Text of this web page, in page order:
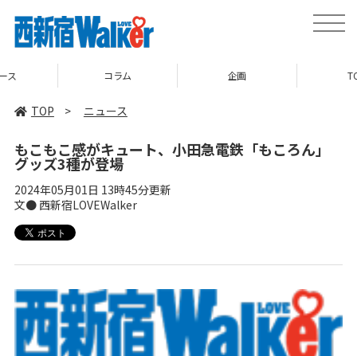
toggle
TOP > ニュース
もこもこ感がキュート、小田急電鉄「もころん」
グッズ3種が登場
2024年05月01日 13時45分更新
文● 西新宿LOVEWalker